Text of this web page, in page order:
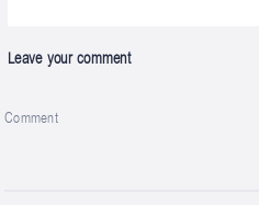
Leave your comment
Comment